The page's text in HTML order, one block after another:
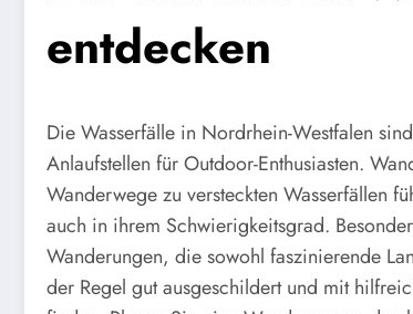
entdecken
Die Wasserfälle in Nordrhein-Westfalen
Anlaufstellen für Outdoor-Enthusiasten.
Wanderwege zu versteckten Wasserfällen
auch in ihrem Schwierigkeitsgrad.
Wanderungen, die sowohl faszinierende
der Regel gut ausgeschildert und mit